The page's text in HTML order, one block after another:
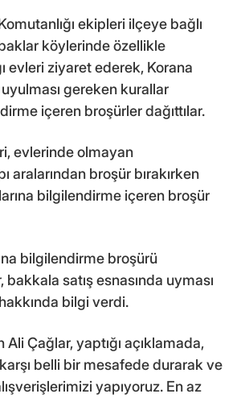
ekipleri ilçeye bağlı
köylerinde özellikle
evleri ziyaret ederek, Korana
uyulması gereken kurallar
içeren broşürler dağıttılar.
evlerinde olmayan
aralarından broşür bırakırken
bilgilendirme içeren broşür
bilgilendirme broşürü
bakkala satış esnasında uyması
bilgi verdi.
Çağlar, yaptığı açıklamada,
belli bir mesafede durarak ve
yapıyoruz. En az